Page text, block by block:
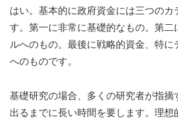
はい。基本的に政府資金には三つのカ
す。第一に非常に基礎的なもの。第二
ルへのもの。最後に戦略的資金、特に
へのものです。
基礎研究の場合、多くの研究者が指摘
出るまでに長い時間を要します。理想